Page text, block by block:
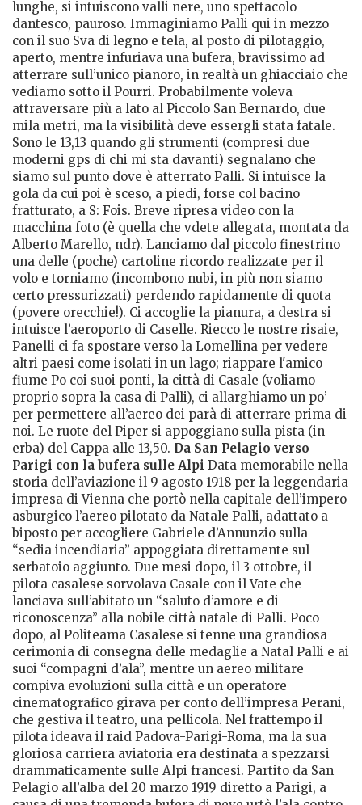
lunghe, si intuiscono valli nere, uno spettacolo
dantesco, pauroso. Immaginiamo Palli qui in mezzo
con il suo Sva di legno e tela, al posto di pilotaggio,
aperto, mentre infuriava una bufera, bravissimo ad
atterrare sull’unico pianoro, in realtà un ghiacciaio che
vediamo sotto il Pourri. Probabilmente voleva
attraversare più a lato al Piccolo San Bernardo, due
mila metri, ma la visibilità deve essergli stata fatale.
Sono le 13,13 quando gli strumenti (compresi due
moderni gps di chi mi sta davanti) segnalano che
siamo sul punto dove è atterrato Palli. Si intuisce la
gola da cui poi è sceso, a piedi, forse col bacino
fratturato, a S: Fois. Breve ripresa video con la
macchina foto (è quella che vdete allegata, montata da
Alberto Marello, ndr). Lanciamo dal piccolo finestrino
una delle (poche) cartoline ricordo realizzate per il
volo e torniamo (incombono nubi, in più non siamo
certo pressurizzati) perdendo rapidamente di quota
(povere orecchie!). Ci accoglie la pianura, a destra si
intuisce l’aeroporto di Caselle. Riecco le nostre risaie,
Panelli ci fa spostare verso la Lomellina per vedere
altri paesi come isolati in un lago; riappare l'amico
fiume Po coi suoi ponti, la città di Casale (voliamo
proprio sopra la casa di Palli), ci allarghiamo un po’
per permettere all’aereo dei parà di atterrare prima di
noi. Le ruote del Piper si appoggiano sulla pista (in
erba) del Cappa alle 13,50. Da San Pelagio verso
Parigi con la bufera sulle Alpi Data memorabile nella
storia dell’aviazione il 9 agosto 1918 per la leggendaria
impresa di Vienna che portò nella capitale dell’impero
asburgico l’aereo pilotato da Natale Palli, adattato a
biposto per accogliere Gabriele d’Annunzio sulla
“sedia incendiaria” appoggiata direttamente sul
serbatoio aggiunto. Due mesi dopo, il 3 ottobre, il
pilota casalese sorvolava Casale con il Vate che
lanciava sull’abitato un “saluto d’amore e di
riconoscenza” alla nobile città natale di Palli. Poco
dopo, al Politeama Casalese si tenne una grandiosa
cerimonia di consegna delle medaglie a Natal Palli e ai
suoi “compagni d’ala”, mentre un aereo militare
compiva evoluzioni sulla città e un operatore
cinematografico girava per conto dell’impresa Perani,
che gestiva il teatro, una pellicola. Nel frattempo il
pilota ideava il raid Padova-Parigi-Roma, ma la sua
gloriosa carriera aviatoria era destinata a spezzarsi
drammaticamente sulle Alpi francesi. Partito da San
Pelagio all’alba del 20 marzo 1919 diretto a Parigi, a